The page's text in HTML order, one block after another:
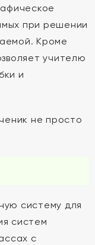
при решении
Кроме
учителю
и
не просто
систему для
систем
с